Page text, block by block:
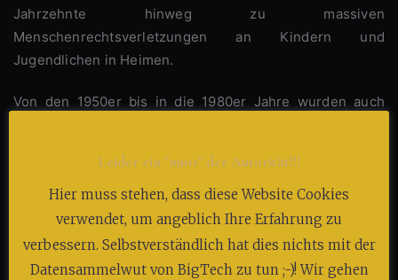
Jahrzehnte hinweg zu massiven
Menschenrechtsverletzungen an Kindern und
Jugendlichen in Heimen.
Von den 1950er bis in die 1980er Jahre wurden auch
Einrichtungen kirchlicher Träger, aber auch staatliche
Fürsorgeanstalten, etwa in Bayern, NRW oder
Niedersachsen.
Leider ein "muss" der Autorität!!!
Hier muss stehen, dass diese Website Cookies
verwendet, um angeblich Ihre Erfahrung zu
verbessern. Selbstverständlich hat dies nichts mit der
Datensammelwut von BigTech zu tun ;-)! Wir gehen